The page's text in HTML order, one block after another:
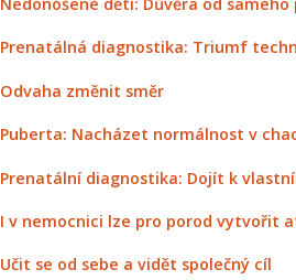
Prenatálná diagnostika: Triumf
Odvaha změnit směr
Puberta: Nacházet normálnost v
Prenatální diagnostika: Dojít k
I v nemocnici lze pro porod vytvořit
Učit se od sebe a vidět společný cíl